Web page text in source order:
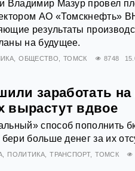
Владимир Мазур провел
АО «Томскнефть»
результаты
на будущее.
ОБЩЕСТВО ТОМСК 8748
заработать
вырастут вдвое
способ пополнить
больше денег за их
ПОЛИТИКА ТРАНСПОРТ ТОМСК